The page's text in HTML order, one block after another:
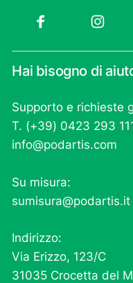
Hai bisogno di
Supporto e richieste
T. (+39) 0423 293
info@podartis.com
Su misura:
sumisura@podartis.it
Indirizzo:
Via Erizzo, 123/C
31035 Crocetta del